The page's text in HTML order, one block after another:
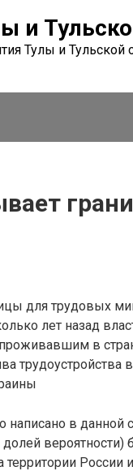
и
Тулы и Тульской
для трудовых
лет назад
в
трудоустройства
написано в
России